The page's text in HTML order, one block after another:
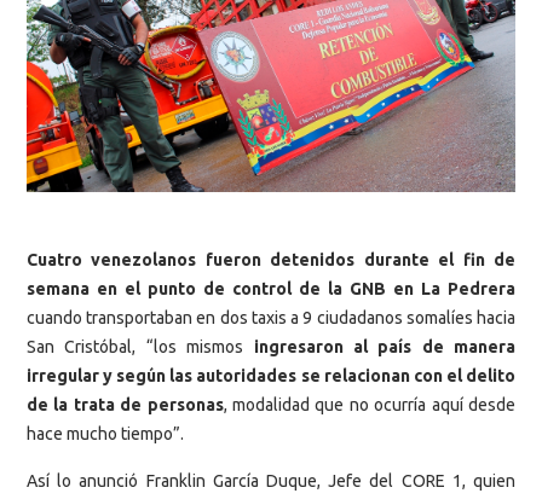
Cuatro venezolanos fueron detenidos durante el fin de
semana en el punto de control de la GNB en La Pedrera
cuando transportaban en dos taxis a 9 ciudadanos somalíes hacia
San Cristóbal, “los mismos ingresaron al país de manera
irregular y según las autoridades se relacionan con el delito
de la trata de personas, modalidad que no ocurría aquí desde
hace mucho tiempo”.
Así lo anunció Franklin García Duque, Jefe del CORE 1, quien